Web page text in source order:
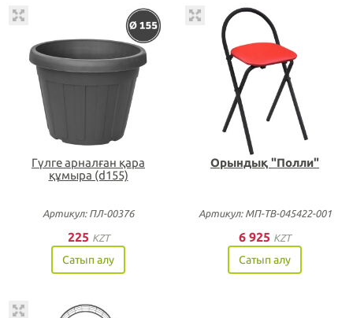
Гүлге арналған қара
құмыра (d155)
Артикул: ПЛ-00376
225 KZT
Сатып алу
Орындық "Полли"
Артикул: МП-ТВ-045422-001
6 925 KZT
Сатып алу